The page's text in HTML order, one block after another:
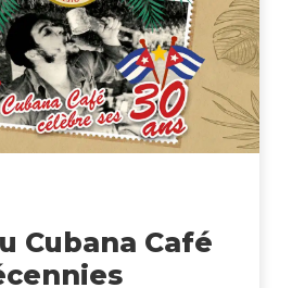
Cubana Café